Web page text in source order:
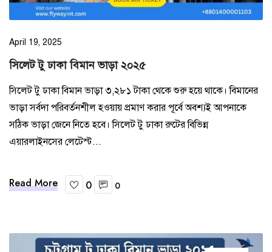
April 19, 2025
সিলেট টু ঢাকা বিমান ভাড়া ২০২৫
সিলেট টু ঢাকা বিমান ভাড়া ৩,২৮১ টাকা থেকে শুরু হয়ে থাকে। বিমানের
ভাড়া সর্বদা পরিবর্তনশীল হওয়ায় প্রমাণ করার পূর্বে অবশ্যই আপনাকে
সঠিক ভাড়া জেনে নিতে হবে। সিলেট টু ঢাকা রুটের বিভিন্ন
এয়ারলাইনসের লেটেস্ট...
Read More 0 0